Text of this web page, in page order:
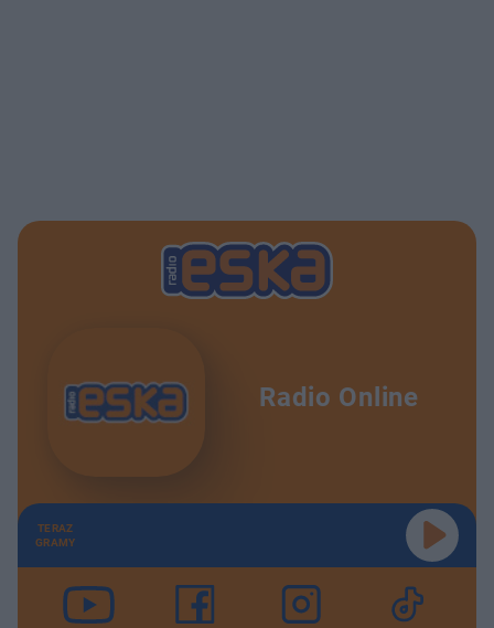
Radio Online
TERAZ
GRAMY